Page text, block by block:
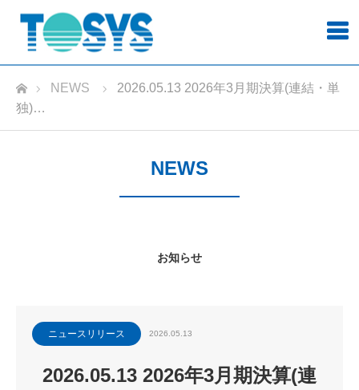
ホームNEWS
2026.05.13 2026年3月期決算(連結・単
独)…
NEWS
お知らせ
ニュースリリース 2026.05.13
2026.05.13 2026年3月期決算(連